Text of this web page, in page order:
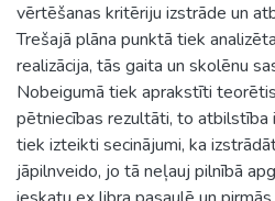
vērtēšanas kritēriju izstrāde un
Trešajā plāna punktā tiek
realizācija, tās gaita un skolēnu
Nobeigumā tiek aprakstīti
pētniecības rezultāti, to atbilstība
tiek izteikti secinājumi, ka
jāpilnveido, jo tā neļauj pilnībā